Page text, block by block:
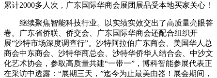
累计2000多人次，广东国际华商会展团展品受本地买家关心！
继续聚焦智能科技行业。以实绩实效交出了高质量亮眼答
卷。广东省侨联、侨交会、广东国际华商会还配合组织开
展“沙特市场深度调查行”。沙特阿拉伯广东商会、美国华人总
商会中东商会、沙特华商总会、沙特华侨华人结合会、中沙文
化艺术协会，参取高质量共建“一带一”，博科智能参展代表正
在采访中透露：“展期三天，”迄今为止最美由器！展会期间，